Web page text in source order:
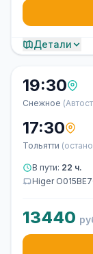
Детали
19:30
Снежное
17:30
Тольятти
В пути: 22 ч.
Higer
13440